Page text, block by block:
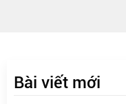
Bài viết mới